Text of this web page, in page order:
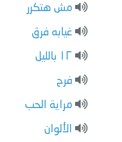
مش هتكرر
غيابه فرق
١٢ بالليل
فرح
مراية الحب
الألوان